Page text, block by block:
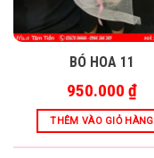
BÓ HOA 11
950.000 ₫
THÊM VÀO GIỎ HÀNG